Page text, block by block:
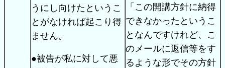
うにし向けたというこ
とがなければ起こり得
ません。
●被告が私に対して悪
「この開講方針に納得
できなかったというこ
となんですけれど、こ
のメールに返信等をす
るような形でその方針